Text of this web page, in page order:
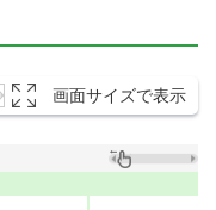
画面サイズで表示